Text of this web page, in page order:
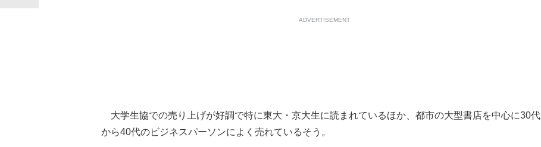
ADVERTISEMENT
大学生協での売り上げが好調で特に東大・京大生に読まれているほか、都市の大型書店を中心に30代
から40代のビジネスパーソンによく売れているそう。